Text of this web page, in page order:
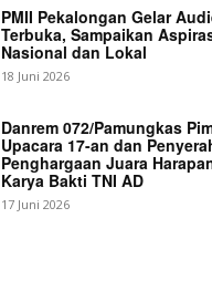
PMII Pekalongan Gelar
Terbuka, Sampaikan
Nasional dan Lokal
18 Juni 2026
Danrem 072/Pamungkas
Upacara 17-an dan
Penghargaan Juara
Karya Bakti TNI AD
17 Juni 2026